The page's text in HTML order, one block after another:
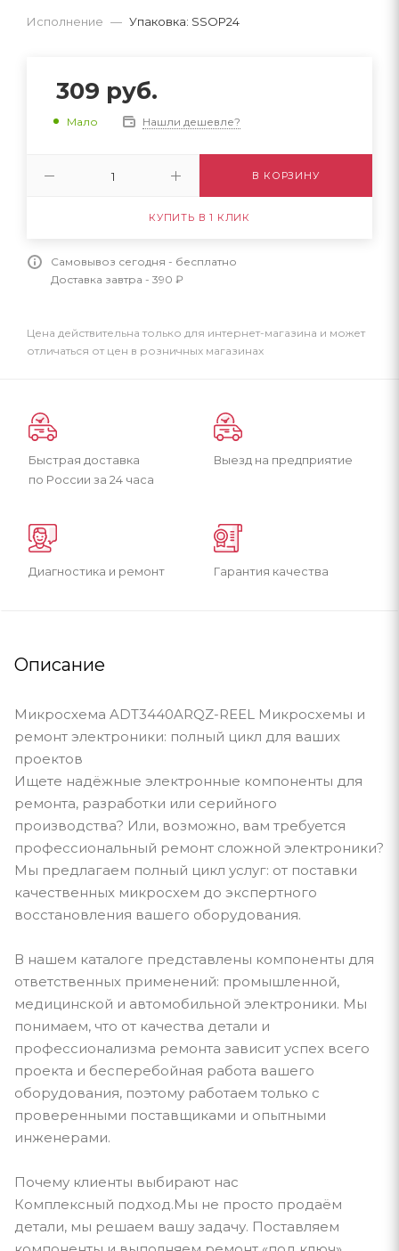
Исполнение — Упаковка: SSOP24
309 руб.
Мало Нашли дешевле?
В КОРЗИНУ
КУПИТЬ В 1 КЛИК
Самовывоз сегодня - бесплатно
Доставка завтра - 390 ₽
Цена действительна только для интернет-магазина и может
отличаться от цен в розничных магазинах
Быстрая доставка
по России за 24 часа
Выезд на предприятие
Диагностика и ремонт Гарантия качества
Описание
Микросхема ADT3440ARQZ-REEL Микросхемы и
ремонт электроники: полный цикл для ваших
проектов
Ищете надёжные электронные компоненты для
ремонта, разработки или серийного
производства? Или, возможно, вам требуется
профессиональный ремонт сложной электроники?
Мы предлагаем полный цикл услуг: от поставки
качественных микросхем до экспертного
восстановления вашего оборудования.
В нашем каталоге представлены компоненты для
ответственных применений: промышленной,
медицинской и автомобильной электроники. Мы
понимаем, что от качества детали и
профессионализма ремонта зависит успех всего
проекта и бесперебойная работа вашего
оборудования, поэтому работаем только с
проверенными поставщиками и опытными
инженерами.
Почему клиенты выбирают нас
Комплексный подход.Мы не просто продаём
детали, мы решаем вашу задачу. Поставляем